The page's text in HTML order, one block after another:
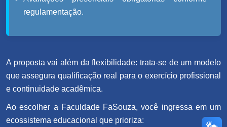
regulamentação.
A proposta vai além da flexibilidade: trata-se de um modelo
que assegura qualificação real para o exercício profissional
e continuidade acadêmica.
Ao escolher a Faculdade FaSouza, você ingressa em um
ecossistema educacional que prioriza: